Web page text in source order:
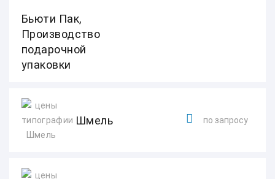
Бьюти Пак,
Производство
подарочной
упаковки
Шмель по запросу